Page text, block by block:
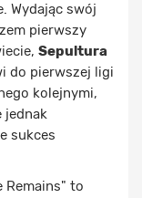
Wydając swój
pierwszy
Sepultura
do pierwszej ligi
kolejnymi,
jednak
sukces
Remains" to